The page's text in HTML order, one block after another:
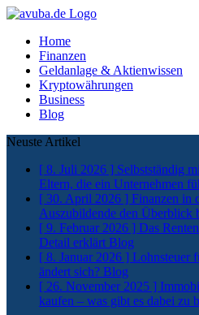
Home
Finanzen
Geldanlage & Aktienwissen
Kryptowährungen
Business
Blog
Neuste Artikel
[ 8. Juli 2026 ] Selbstständig
Eltern, die ein Unternehmen
[ 30. April 2026 ] Finanzen in
Auszubildende den Überblick
[ 9. Februar 2026 ] Das
Detail erklärt Blog
[ 8. Januar 2026 ] Lohnsteuer
ändert sich? Blog
[ 26. November 2025 ]
kaufen – was gibt es dabei zu